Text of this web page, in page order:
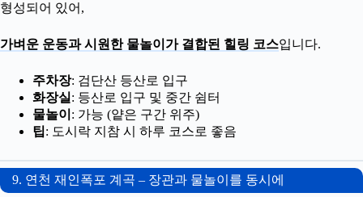
형성되어 있어,
가벼운 운동과 시원한 물놀이가 결합된 힐링 코스입니다.
주차장: 검단산 등산로 입구
화장실 : 등산로 입구 및 중간 쉼터
물놀이 : 가능 (얕은 구간 위주)
팁: 도시락 지참 시 하루 코스로 좋음
9. 연천 재인폭포 계곡 – 장관과 물놀이를 동시에